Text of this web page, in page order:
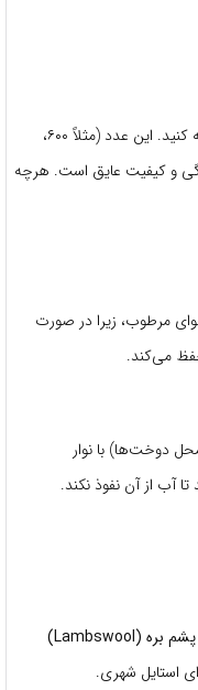
کنید.
این عدد (مثلاً ۶۰۰،
هرچه
مرطوب، زیرا در صورت
می‌کند.
دوخت‌ها) با نوار
آب از آن نفوذ نکند.
پشم بره (Lambswool)
استایل شهری.